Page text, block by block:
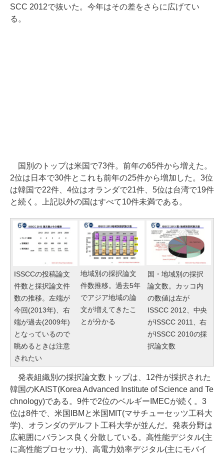
SCC 2012で抜いた。今年はその差をさらに広げてい
る。
国別のトップは米国で73件。前年の65件から増えた。
2位は日本で30件とこれも前年の25件から増加した。3位
は韓国で22件、4位はオランダで21件、5位は台湾で19件
と続く。上記以外の国はすべて10件未満である。
ISSCCの投稿論文
件数と採択論文件
数の推移。左端が
今回(2013年)、右
端が過去(2009年)
となっているので
眺めるときは注意
されたい
地域別の採択論文
件数推移。過去5年
でアジア地域の論
文が増えてきたこ
とが分かる
国・地域別の採択
論文数。カッコ内
の数値は左が
ISSCC 2012、中央
がISSCC 2011、右
がISSCC 2010の採
択論文数
発表組織別の採択論文数トップは、12件が採択された
韓国のKAIST(Korea Advanced Institute of Science and Te
chnology)である。9件で2位のベルギーIMECが続く。3
位は8件で、米国IBMと米国MIT(マサチューセッツ工科大
学)、オランダのデルフト工科大学が並んだ。発表分野は
広範囲にバランス良く分散している。高性能デジタル(主
に高性能プロセッサ)、高電力効率デジタル(主にモバイ